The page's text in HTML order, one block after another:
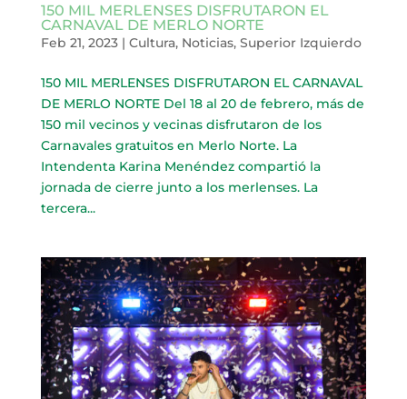
150 MIL MERLENSES DISFRUTARON EL
CARNAVAL DE MERLO NORTE
Feb 21, 2023| Cultura, Noticias, Superior Izquierdo
150 MIL MERLENSES DISFRUTARON EL CARNAVAL
DE MERLO NORTE Del 18 al 20 de febrero, más de
150 mil vecinos y vecinas disfrutaron de los
Carnavales gratuitos en Merlo Norte. La
Intendenta Karina Menéndez compartió la
jornada de cierre junto a los merlenses. La
tercera...